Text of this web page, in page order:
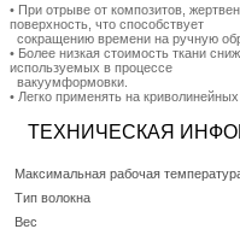
• При отрыве от композитов,
поверхность, что способствует
сокращению времени на ручную
• Более низкая стоимость ткани
используемых в процессе
вакуумформовки.
• Легко применять на
ТЕХНИЧЕСКАЯ
Максимальная рабочая
Тип волокна
Вес